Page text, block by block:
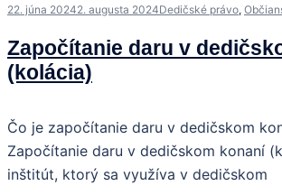
22. júna 20242. augusta 2024Dedičské právo,
Započítanie daru v
(kolácia)
Čo je započítanie daru v dedičskom
Započítanie daru v dedičskom konaní
inštitút, ktorý sa využíva v dedičskom